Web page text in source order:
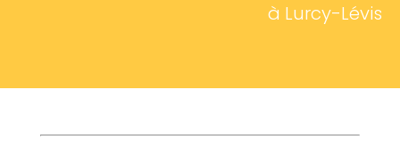
à Lurcy-Lévis